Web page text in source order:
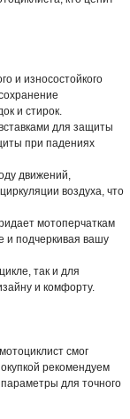
и износостойкого
и стирок.
для защиты
при падениях
движений,
воздуха, что
мотоперчаткам
и подчеркивая вашу
так и для
и комфорту.
смог
рекомендуем
для точного